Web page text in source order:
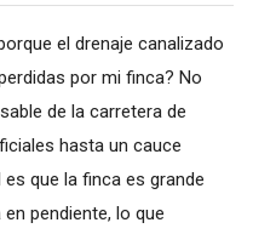
el drenaje canalizado
por mi finca? No
de la carretera de
hasta un cauce
que la finca es grande
pendiente, lo que